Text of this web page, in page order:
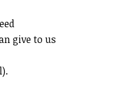
give to us